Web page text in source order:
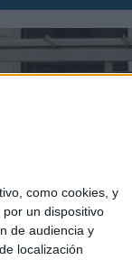
como cookies, y
un dispositivo
de audiencia y
localización
08/2026